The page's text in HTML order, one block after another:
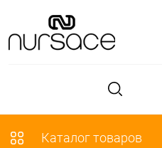
Каталог товаров